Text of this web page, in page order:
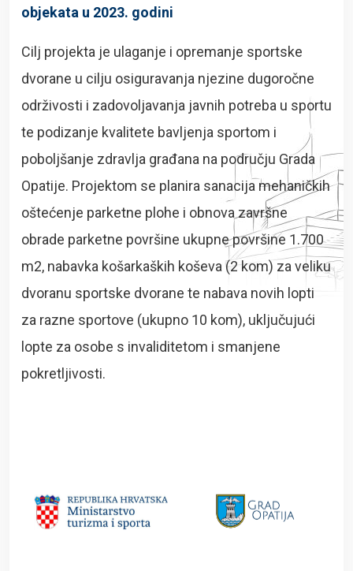
objekata u 2023. godini
Cilj projekta je ulaganje i opremanje sportske
dvorane u cilju osiguravanja njezine dugoročne
održivosti i zadovoljavanja javnih potreba u sportu
te podizanje kvalitete bavljenja sportom i
poboljšanje zdravlja građana na području Grada
Opatije. Projektom se planira sanacija mehaničkih
oštećenje parketne plohe i obnova završne
obrade parketne površine ukupne površine 1.700
m2, nabavka košarkaških koševa (2 kom) za veliku
dvoranu sportske dvorane te nabava novih lopti
za razne sportove (ukupno 10 kom), uključujući
lopte za osobe s invaliditetom i smanjene
pokretljivosti.